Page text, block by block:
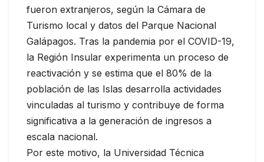
fueron extranjeros, según la Cámara de
Turismo local y datos del Parque Nacional
Galápagos. Tras la pandemia por el COVID-19,
la Región Insular experimenta un proceso de
reactivación y se estima que el 80% de la
población de las Islas desarrolla actividades
vinculadas al turismo y contribuye de forma
significativa a la generación de ingresos a
escala nacional.
Por este motivo, la Universidad Técnica